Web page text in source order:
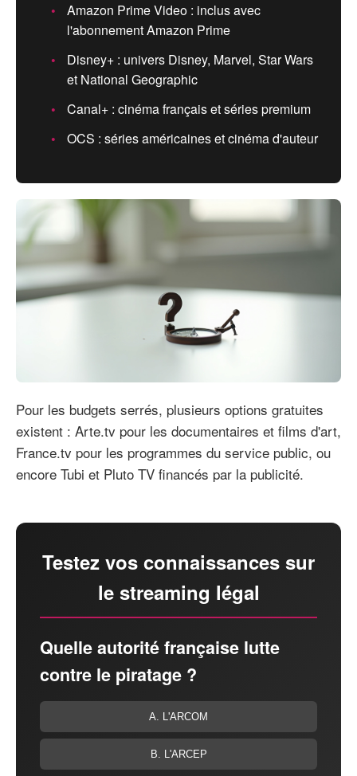
Amazon Prime Video : inclus avec
l'abonnement Amazon Prime
Disney+ : univers Disney, Marvel, Star Wars
et National Geographic
Canal+ : cinéma français et séries premium
OCS : séries américaines et cinéma d'auteur
Pour les budgets serrés, plusieurs options gratuites
existent : Arte.tv pour les documentaires et films d'art,
France.tv pour les programmes du service public, ou
encore Tubi et Pluto TV financés par la publicité.
Testez vos connaissances sur
le streaming légal
Quelle autorité française lutte
contre le piratage ?
A. L'ARCOM
B. L'ARCEP